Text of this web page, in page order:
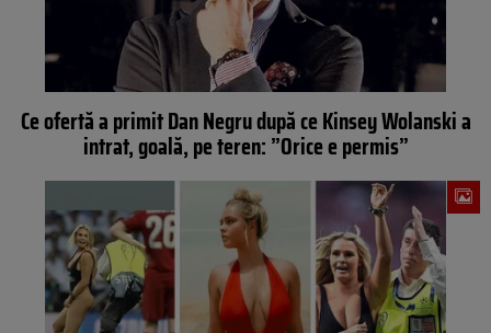
Ce ofertă a primit Dan Negru după ce Kinsey Wolanski a
intrat, goală, pe teren: ”Orice e permis”